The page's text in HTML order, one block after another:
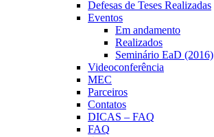
Defesas de Teses Realizadas
Eventos
Em andamento
Realizados
Seminário EaD (2016)
Videoconferência
MEC
Parceiros
Contatos
DICAS – FAQ
FAQ